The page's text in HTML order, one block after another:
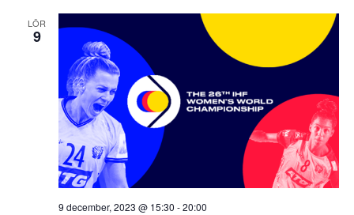
LÖR
9
9 december, 2023 @ 15:30 -20:00